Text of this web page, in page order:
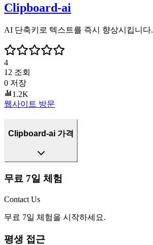
Clipboard-ai
AI 단축키로 텍스트를 즉시 향상시킵니다.
4
12 조회
0 저장
1.2K
웹사이트 방문
Clipboard-ai 가격
무료 7일 체험
Contact Us
무료 7일 체험을 시작하세요.
평생 접근